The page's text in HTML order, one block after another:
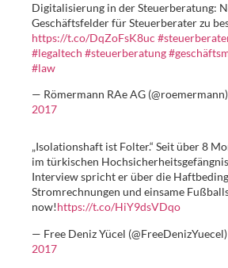
Digitalisierung in der Steuerberatung:
Geschäftsfelder für Steuerberater zu
https://t.co/DqZoFsK8uc
#legaltech #steuerberatung
#law
— Römermann RAe AG (@roemermann)
2017
„Isolationshaft ist Folter.“ Seit über 8
im türkischen
Interview spricht er über die
Stromrechnungen und einsame
now!https://t.co/HiY9dsVDqo
— Free Deniz Yücel (@FreeDenizYuecel)
2017